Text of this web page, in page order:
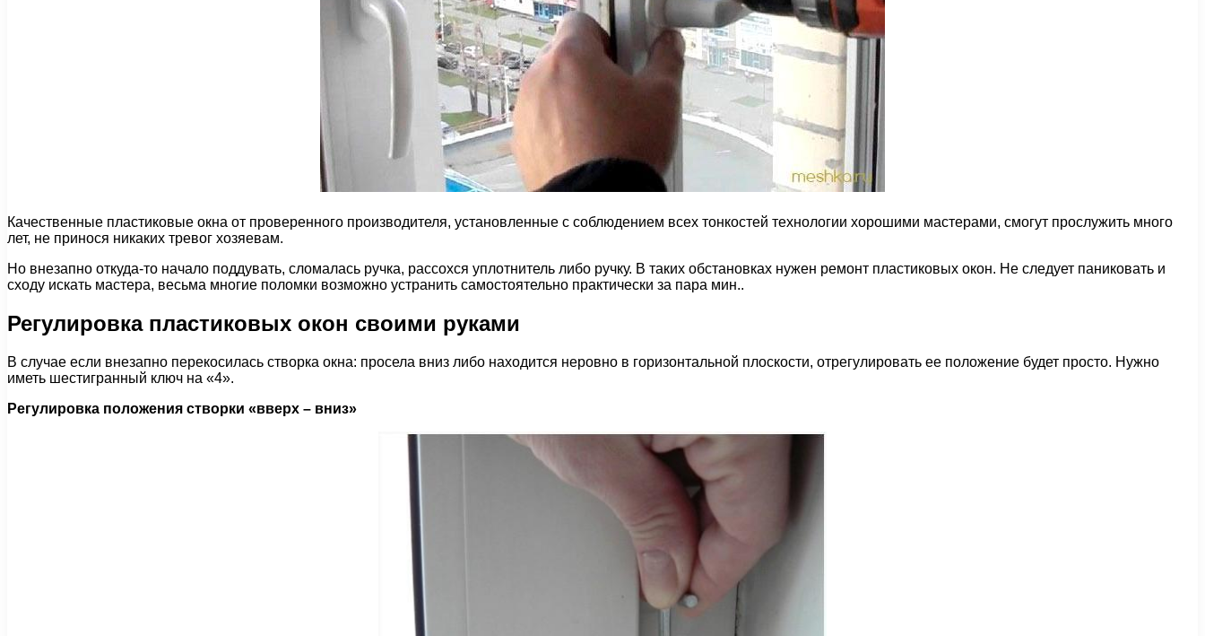
Качественные пластиковые окна от проверенного производителя, установленные с соблюдением всех тонкостей технологии хорошими мастерами, смогут прослужить много
лет, не принося никаких тревог хозяевам.
Но внезапно откуда-то начало поддувать, сломалась ручка, рассохся уплотнитель либо ручку. В таких обстановках нужен ремонт пластиковых окон. Не следует паниковать и
сходу искать мастера, весьма многие поломки возможно устранить самостоятельно практически за пара мин..
Регулировка пластиковых окон своими руками
В случае если внезапно перекосилась створка окна: просела вниз либо находится неровно в горизонтальной плоскости, отрегулировать ее положение будет просто. Нужно
иметь шестигранный ключ на «4».
Регулировка положения створки «вверх – вниз»